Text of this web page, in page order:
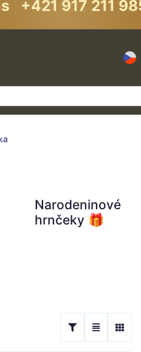
+421 917 211
Narodeninové
hrnčeky 🎁